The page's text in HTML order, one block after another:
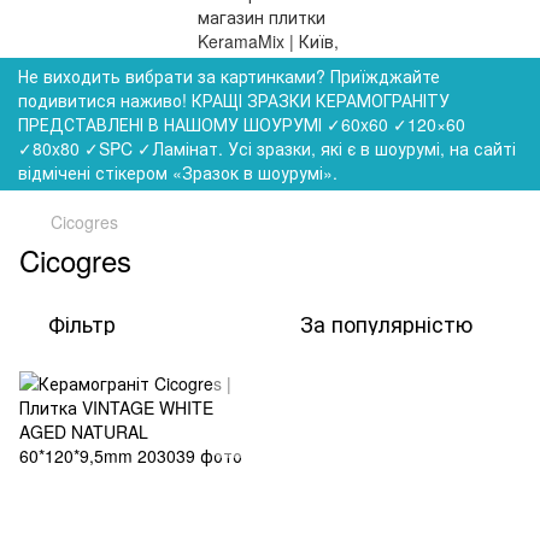
Не виходить вибрати за картинками? Приїжджайте
подивитися наживо! КРАЩІ ЗРАЗКИ КЕРАМОГРАНІТУ
ПРЕДСТАВЛЕНІ В НАШОМУ ШОУРУМІ ✓60x60 ✓120×60
✓80x80 ✓SPC ✓Ламінат. Усі зразки, які є в шоурумі, на сайті
відмічені стікером «Зразок в шоурумі».
Cicogres
Cicogres
Фільтр За популярністю